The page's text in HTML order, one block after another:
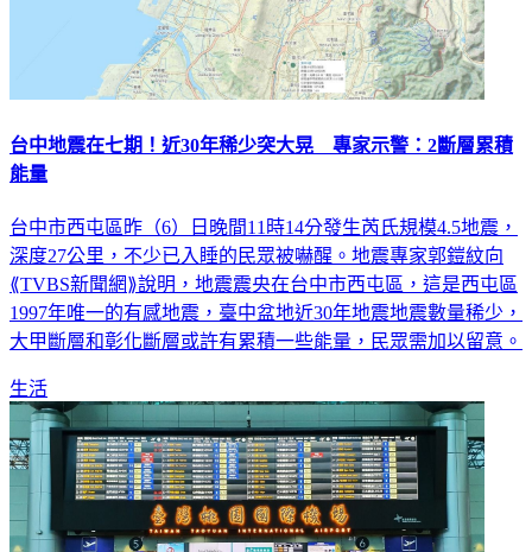
台中地震在七期！近30年稀少突大晃 專家示警：2斷層累積
能量
台中市西屯區昨（6）日晚間11時14分發生芮氏規模4.5地震，
深度27公里，不少已入睡的民眾被嚇醒。地震專家郭鎧紋向
⟪TVBS新聞網⟫說明，地震震央在台中市西屯區，這是西屯區
1997年唯一的有感地震，臺中盆地近30年地震地震數量稀少，
大甲斷層和彰化斷層或許有累積一些能量，民眾需加以留意。
生活